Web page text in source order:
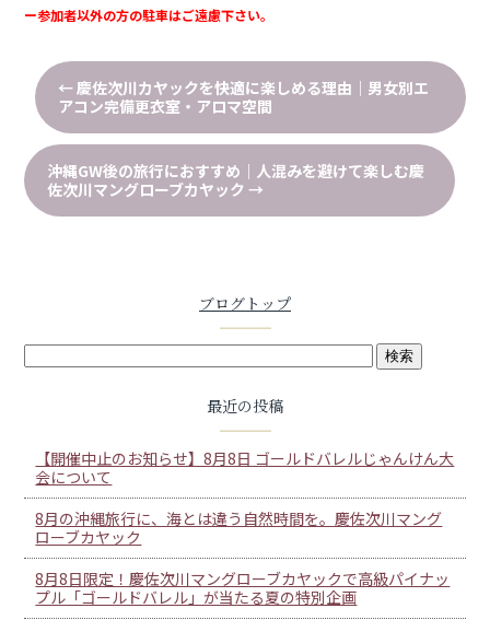
ー参加者以外の方の駐車はご遠慮下さい。
←慶佐次川カヤックを快適に楽しめる理由｜男女別エ
アコン完備更衣室・アロマ空間
沖縄GW後の旅行におすすめ｜人混みを避けて楽しむ慶
佐次川マングローブカヤック→
ブログトップ
最近の投稿
【開催中止のお知らせ】8月8日 ゴールドバレルじゃんけん大
会について
8月の沖縄旅行に、海とは違う自然時間を。慶佐次川マング
ローブカヤック
8月8日限定！慶佐次川マングローブカヤックで高級パイナッ
プル「ゴールドバレル」が当たる夏の特別企画